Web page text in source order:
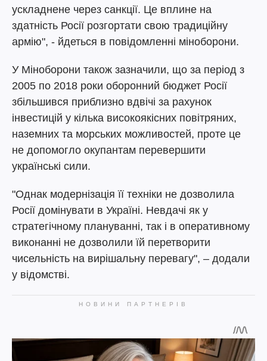
ускладнене через санкції. Це вплине на
здатність Росії розгортати свою традиційну
армію", - йдеться в повідомленні міноборони.
У Міноборони також зазначили, що за період з
2005 по 2018 роки оборонний бюджет Росії
збільшився приблизно вдвічі за рахунок
інвестицій у кілька високоякісних повітряних,
наземних та морських можливостей, проте це
не допомогло окупантам перевершити
українські сили.
"Однак модернізація її техніки не дозволила
Росії домінувати в Україні. Невдачі як у
стратегічному плануванні, так і в оперативному
виконанні не дозволили їй перетворити
чисельність на вирішальну перевагу", – додали
у відомстві.